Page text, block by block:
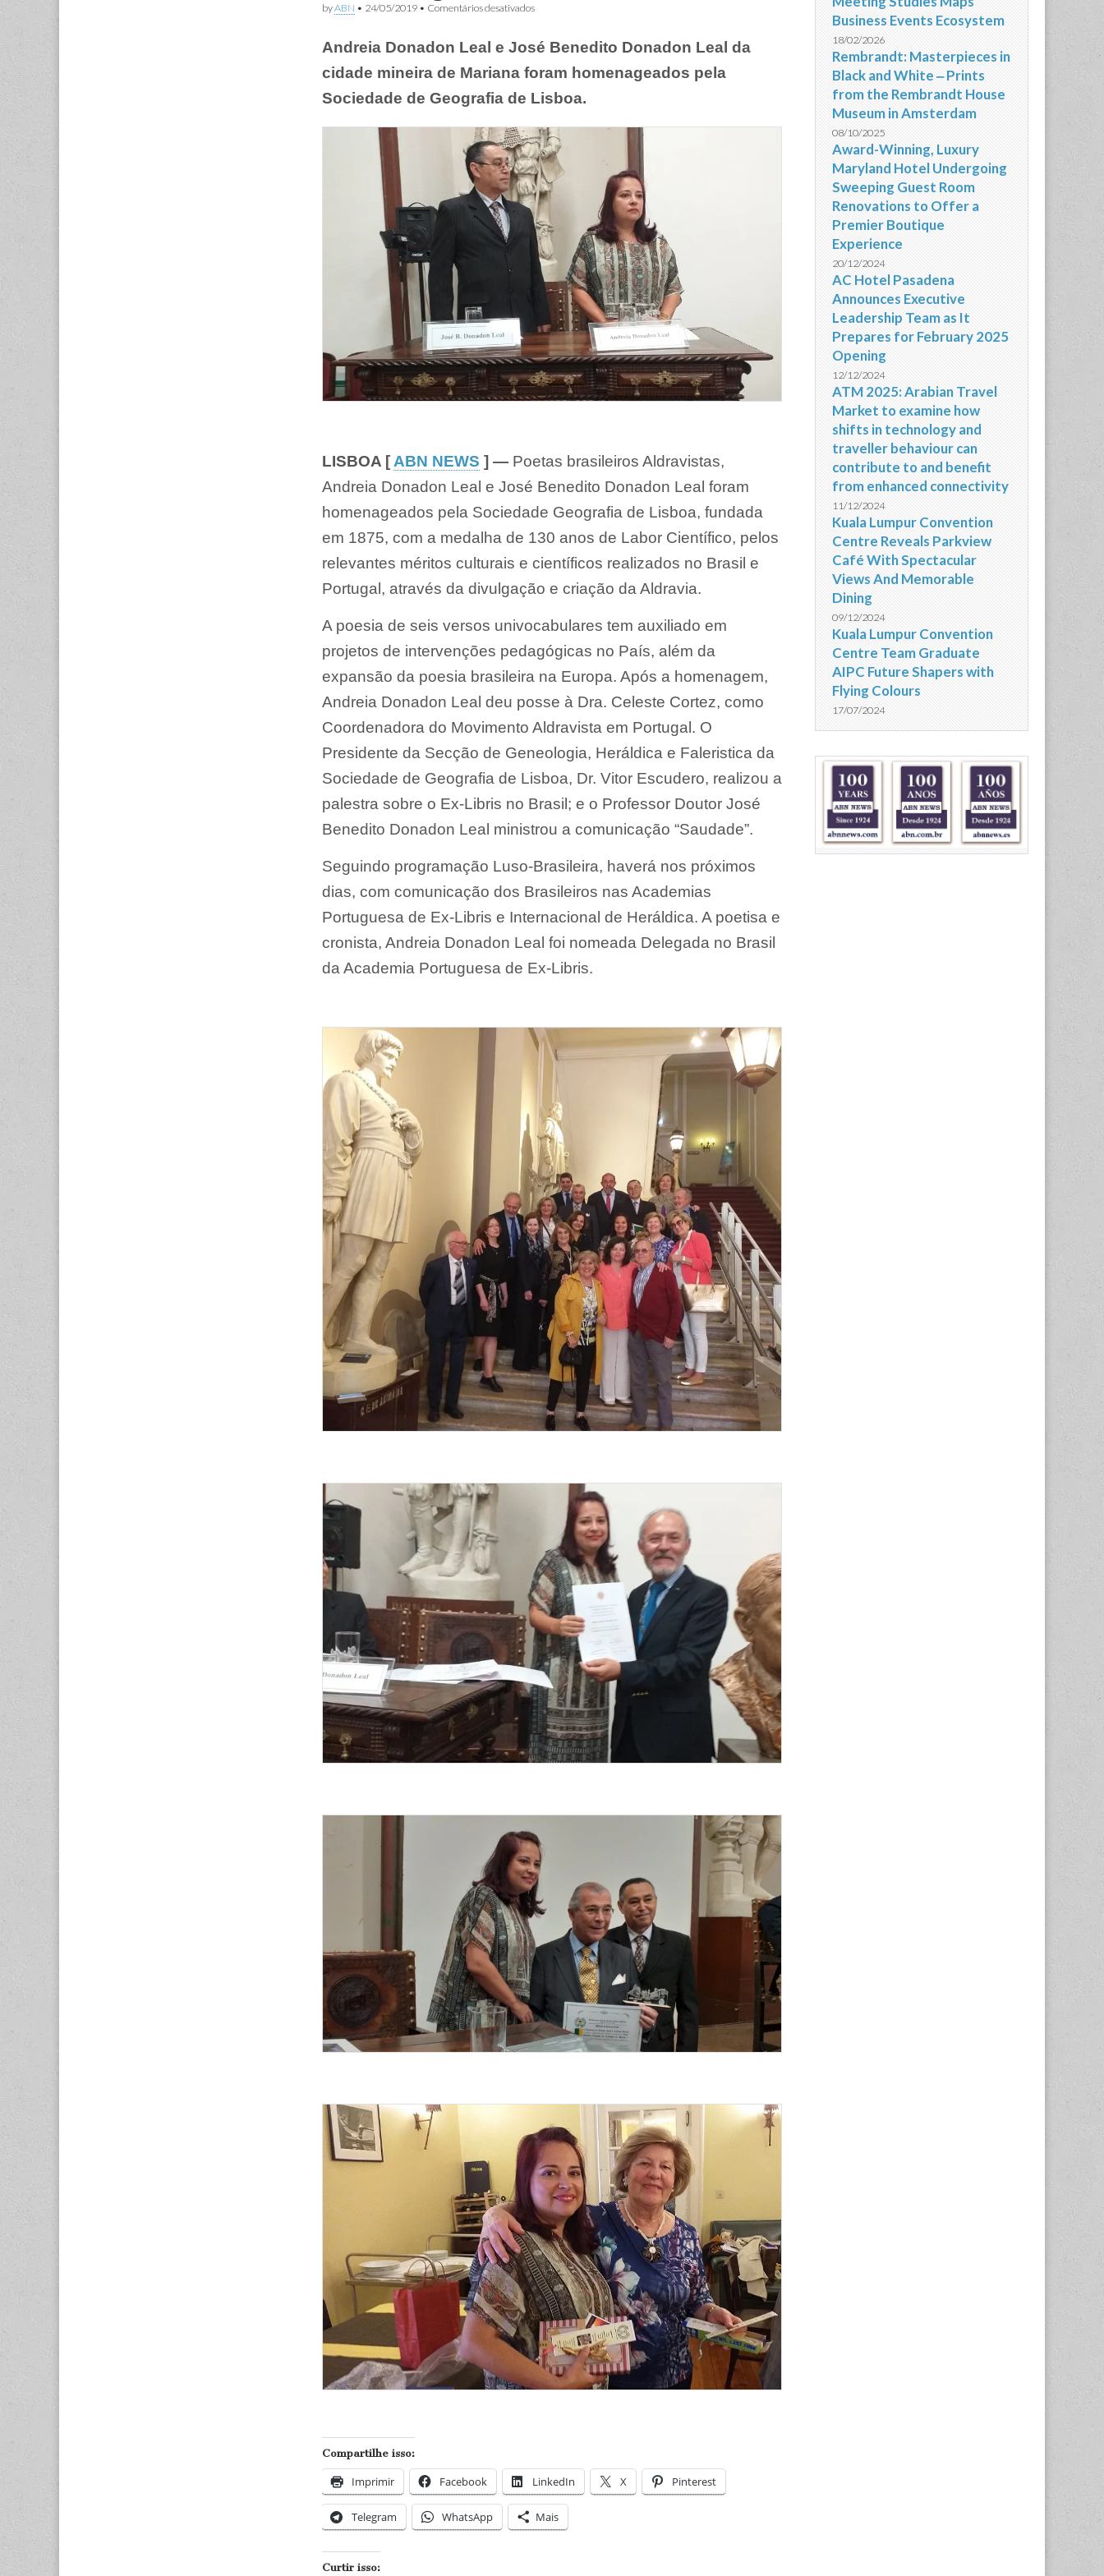
byABN • 24/05/2019 • Comentários desativadosem
homenageados
Portugal
Andreia Donadon Leal e José Benedito Donadon Leal da
cidade mineira de Mariana foram homenageados pela
Sociedade de Geografia de Lisboa.
LISBOA [ ABN NEWS ] — Poetas brasileiros Aldravistas,
Andreia Donadon Leal e José Benedito Donadon Leal foram
homenageados pela Sociedade Geografia de Lisboa, fundada
em 1875, com a medalha de 130 anos de Labor Científico, pelos
relevantes méritos culturais e científicos realizados no Brasil e
Portugal, através da divulgação e criação da Aldravia.
A poesia de seis versos univocabulares tem auxiliado em
projetos de intervenções pedagógicas no País, além da
expansão da poesia brasileira na Europa. Após a homenagem,
Andreia Donadon Leal deu posse à Dra. Celeste Cortez, como
Coordenadora do Movimento Aldravista em Portugal. O
Presidente da Secção de Geneologia, Heráldica e Faleristica da
Sociedade de Geografia de Lisboa, Dr. Vitor Escudero, realizou a
palestra sobre o Ex-Libris no Brasil; e o Professor Doutor José
Benedito Donadon Leal ministrou a comunicação “Saudade”.
Seguindo programação Luso-Brasileira, haverá nos próximos
dias, com comunicação dos Brasileiros nas Academias
Portuguesa de Ex-Libris e Internacional de Heráldica. A poetisa e
cronista, Andreia Donadon Leal foi nomeada Delegada no Brasil
da Academia Portuguesa de Ex-Libris.
Compartilhe isso:
Imprimir Facebook LinkedIn X Pinterest
Telegram WhatsApp Mais
Curtir isso:
Business Events Ecosystem
18/02/2026
Rembrandt: Masterpieces in
Black and White ‒ Prints
from the Rembrandt House
Museum in Amsterdam
08/10/2025
Award-Winning, Luxury
Maryland Hotel Undergoing
Sweeping Guest Room
Renovations to Offer a
Premier Boutique
Experience
20/12/2024
AC Hotel Pasadena
Announces Executive
Leadership Team as It
Prepares for February 2025
Opening
12/12/2024
ATM 2025: Arabian Travel
Market to examine how
shifts in technology and
traveller behaviour can
contribute to and benefit
from enhanced connectivity
11/12/2024
Kuala Lumpur Convention
Centre Reveals Parkview
Café With Spectacular
Views And Memorable
Dining
09/12/2024
Kuala Lumpur Convention
Centre Team Graduate
AIPC Future Shapers with
Flying Colours
17/07/2024